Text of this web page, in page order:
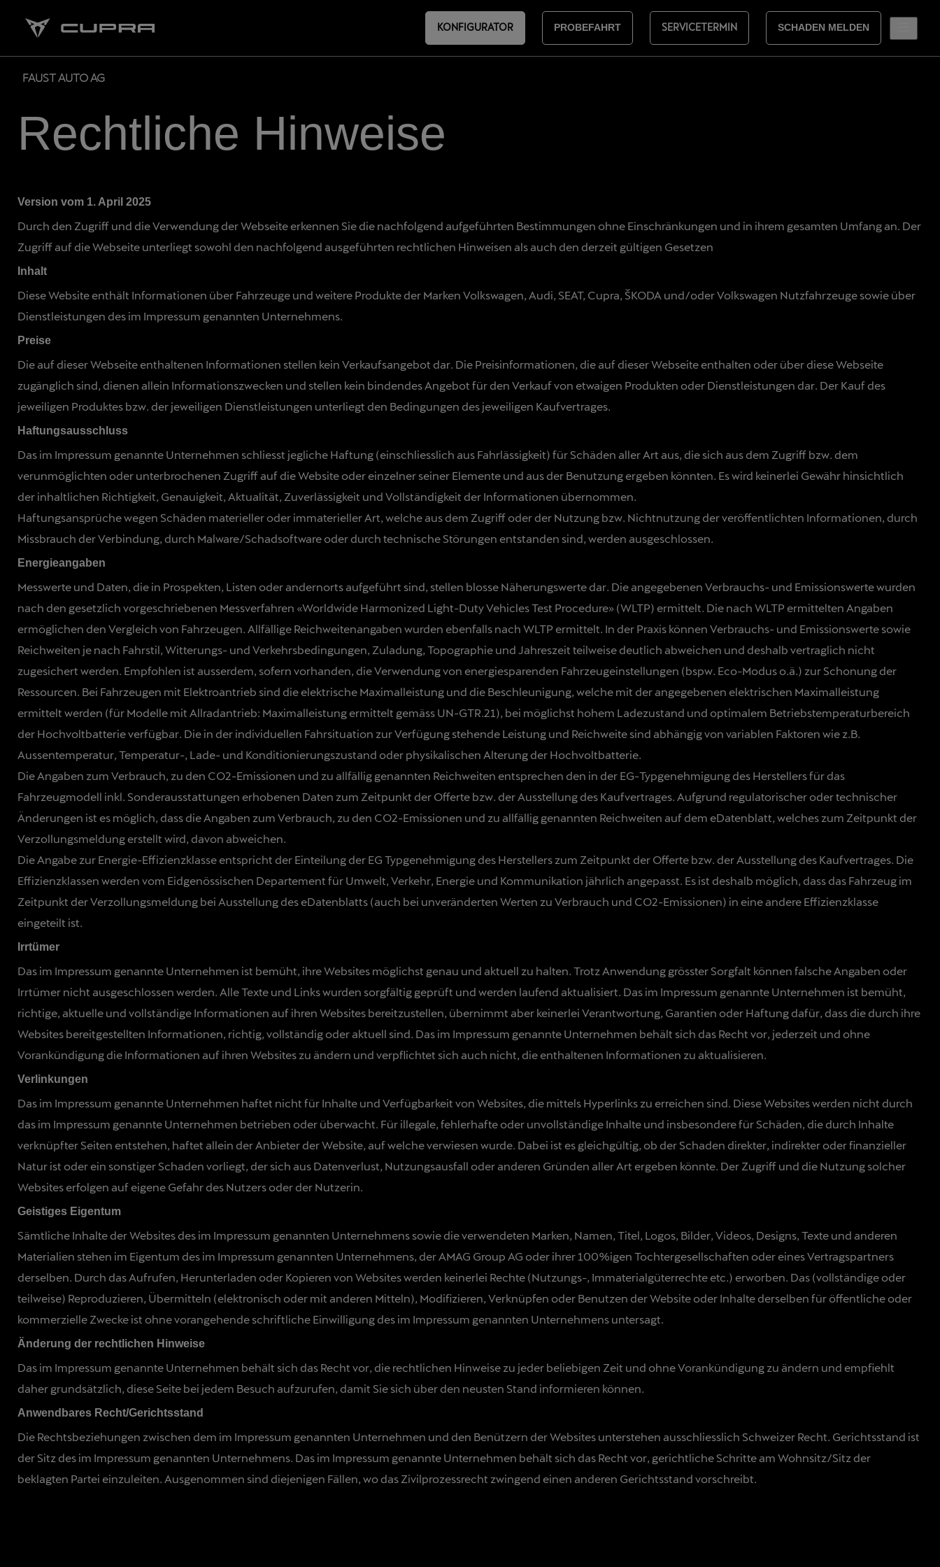
KONFIGURATOR PROBEFAHRT SERVICETERMIN SCHADEN MELDEN
FAUST AUTO AG
Rechtliche Hinweise
Version vom 1. April 2025
Durch den Zugriff und die Verwendung der Webseite erkennen Sie die nachfolgend aufgeführten Bestimmungen ohne Einschränkungen und in ihrem gesamten Umfang an. Der
Zugriff auf die Webseite unterliegt sowohl den nachfolgend ausgeführten rechtlichen Hinweisen als auch den derzeit gültigen Gesetzen
Inhalt
Diese Website enthält Informationen über Fahrzeuge und weitere Produkte der Marken Volkswagen, Audi, SEAT, Cupra, ŠKODA und/oder Volkswagen Nutzfahrzeuge sowie über
Dienstleistungen des im Impressum genannten Unternehmens.
Preise
Die auf dieser Webseite enthaltenen Informationen stellen kein Verkaufsangebot dar. Die Preisinformationen, die auf dieser Webseite enthalten oder über diese Webseite
zugänglich sind, dienen allein Informationszwecken und stellen kein bindendes Angebot für den Verkauf von etwaigen Produkten oder Dienstleistungen dar. Der Kauf des
jeweiligen Produktes bzw. der jeweiligen Dienstleistungen unterliegt den Bedingungen des jeweiligen Kaufvertrages.
Haftungsausschluss
Das im Impressum genannte Unternehmen schliesst jegliche Haftung (einschliesslich aus Fahrlässigkeit) für Schäden aller Art aus, die sich aus dem Zugriff bzw. dem
verunmöglichten oder unterbrochenen Zugriff auf die Website oder einzelner seiner Elemente und aus der Benutzung ergeben könnten. Es wird keinerlei Gewähr hinsichtlich
der inhaltlichen Richtigkeit, Genauigkeit, Aktualität, Zuverlässigkeit und Vollständigkeit der Informationen übernommen.
Haftungsansprüche wegen Schäden materieller oder immaterieller Art, welche aus dem Zugriff oder der Nutzung bzw. Nichtnutzung der veröffentlichten Informationen, durch
Missbrauch der Verbindung, durch Malware/Schadsoftware oder durch technische Störungen entstanden sind, werden ausgeschlossen.
Energieangaben
Messwerte und Daten, die in Prospekten, Listen oder andernorts aufgeführt sind, stellen blosse Näherungswerte dar. Die angegebenen Verbrauchs- und Emissionswerte wurden
nach den gesetzlich vorgeschriebenen Messverfahren «Worldwide Harmonized Light-Duty Vehicles Test Procedure» (WLTP) ermittelt. Die nach WLTP ermittelten Angaben
ermöglichen den Vergleich von Fahrzeugen. Allfällige Reichweitenangaben wurden ebenfalls nach WLTP ermittelt. In der Praxis können Verbrauchs- und Emissionswerte sowie
Reichweiten je nach Fahrstil, Witterungs- und Verkehrsbedingungen, Zuladung, Topographie und Jahreszeit teilweise deutlich abweichen und deshalb vertraglich nicht
zugesichert werden. Empfohlen ist ausserdem, sofern vorhanden, die Verwendung von energiesparenden Fahrzeugeinstellungen (bspw. Eco-Modus o.ä.) zur Schonung der
Ressourcen. Bei Fahrzeugen mit Elektroantrieb sind die elektrische Maximalleistung und die Beschleunigung, welche mit der angegebenen elektrischen Maximalleistung
ermittelt werden (für Modelle mit Allradantrieb: Maximalleistung ermittelt gemäss UN-GTR.21), bei möglichst hohem Ladezustand und optimalem Betriebstemperaturbereich
der Hochvoltbatterie verfügbar. Die in der individuellen Fahrsituation zur Verfügung stehende Leistung und Reichweite sind abhängig von variablen Faktoren wie z.B.
Aussentemperatur, Temperatur-, Lade- und Konditionierungszustand oder physikalischen Alterung der Hochvoltbatterie.
Die Angaben zum Verbrauch, zu den CO2-Emissionen und zu allfällig genannten Reichweiten entsprechen den in der EG-Typgenehmigung des Herstellers für das
Fahrzeugmodell inkl. Sonderausstattungen erhobenen Daten zum Zeitpunkt der Offerte bzw. der Ausstellung des Kaufvertrages. Aufgrund regulatorischer oder technischer
Änderungen ist es möglich, dass die Angaben zum Verbrauch, zu den CO2-Emissionen und zu allfällig genannten Reichweiten auf dem eDatenblatt, welches zum Zeitpunkt der
Verzollungsmeldung erstellt wird, davon abweichen.
Die Angabe zur Energie-Effizienzklasse entspricht der Einteilung der EG Typgenehmigung des Herstellers zum Zeitpunkt der Offerte bzw. der Ausstellung des Kaufvertrages. Die
Effizienzklassen werden vom Eidgenössischen Departement für Umwelt, Verkehr, Energie und Kommunikation jährlich angepasst. Es ist deshalb möglich, dass das Fahrzeug im
Zeitpunkt der Verzollungsmeldung bei Ausstellung des eDatenblatts (auch bei unveränderten Werten zu Verbrauch und CO2-Emissionen) in eine andere Effizienzklasse
eingeteilt ist.
Irrtümer
Das im Impressum genannte Unternehmen ist bemüht, ihre Websites möglichst genau und aktuell zu halten. Trotz Anwendung grösster Sorgfalt können falsche Angaben oder
Irrtümer nicht ausgeschlossen werden. Alle Texte und Links wurden sorgfältig geprüft und werden laufend aktualisiert. Das im Impressum genannte Unternehmen ist bemüht,
richtige, aktuelle und vollständige Informationen auf ihren Websites bereitzustellen, übernimmt aber keinerlei Verantwortung, Garantien oder Haftung dafür, dass die durch ihre
Websites bereitgestellten Informationen, richtig, vollständig oder aktuell sind. Das im Impressum genannte Unternehmen behält sich das Recht vor, jederzeit und ohne
Vorankündigung die Informationen auf ihren Websites zu ändern und verpflichtet sich auch nicht, die enthaltenen Informationen zu aktualisieren.
Verlinkungen
Das im Impressum genannte Unternehmen haftet nicht für Inhalte und Verfügbarkeit von Websites, die mittels Hyperlinks zu erreichen sind. Diese Websites werden nicht durch
das im Impressum genannte Unternehmen betrieben oder überwacht. Für illegale, fehlerhafte oder unvollständige Inhalte und insbesondere für Schäden, die durch Inhalte
verknüpfter Seiten entstehen, haftet allein der Anbieter der Website, auf welche verwiesen wurde. Dabei ist es gleichgültig, ob der Schaden direkter, indirekter oder finanzieller
Natur ist oder ein sonstiger Schaden vorliegt, der sich aus Datenverlust, Nutzungsausfall oder anderen Gründen aller Art ergeben könnte. Der Zugriff und die Nutzung solcher
Websites erfolgen auf eigene Gefahr des Nutzers oder der Nutzerin.
Geistiges Eigentum
Sämtliche Inhalte der Websites des im Impressum genannten Unternehmens sowie die verwendeten Marken, Namen, Titel, Logos, Bilder, Videos, Designs, Texte und anderen
Materialien stehen im Eigentum des im Impressum genannten Unternehmens, der AMAG Group AG oder ihrer 100%igen Tochtergesellschaften oder eines Vertragspartners
derselben. Durch das Aufrufen, Herunterladen oder Kopieren von Websites werden keinerlei Rechte (Nutzungs-, Immaterialgüterrechte etc.) erworben. Das (vollständige oder
teilweise) Reproduzieren, Übermitteln (elektronisch oder mit anderen Mitteln), Modifizieren, Verknüpfen oder Benutzen der Website oder Inhalte derselben für öffentliche oder
kommerzielle Zwecke ist ohne vorangehende schriftliche Einwilligung des im Impressum genannten Unternehmens untersagt.
Änderung der rechtlichen Hinweise
Das im Impressum genannte Unternehmen behält sich das Recht vor, die rechtlichen Hinweise zu jeder beliebigen Zeit und ohne Vorankündigung zu ändern und empfiehlt
daher grundsätzlich, diese Seite bei jedem Besuch aufzurufen, damit Sie sich über den neusten Stand informieren können.
Anwendbares Recht/Gerichtsstand
Die Rechtsbeziehungen zwischen dem im Impressum genannten Unternehmen und den Benützern der Websites unterstehen ausschliesslich Schweizer Recht. Gerichtsstand ist
der Sitz des im Impressum genannten Unternehmens. Das im Impressum genannte Unternehmen behält sich das Recht vor, gerichtliche Schritte am Wohnsitz/Sitz der
beklagten Partei einzuleiten. Ausgenommen sind diejenigen Fällen, wo das Zivilprozessrecht zwingend einen anderen Gerichtsstand vorschreibt.